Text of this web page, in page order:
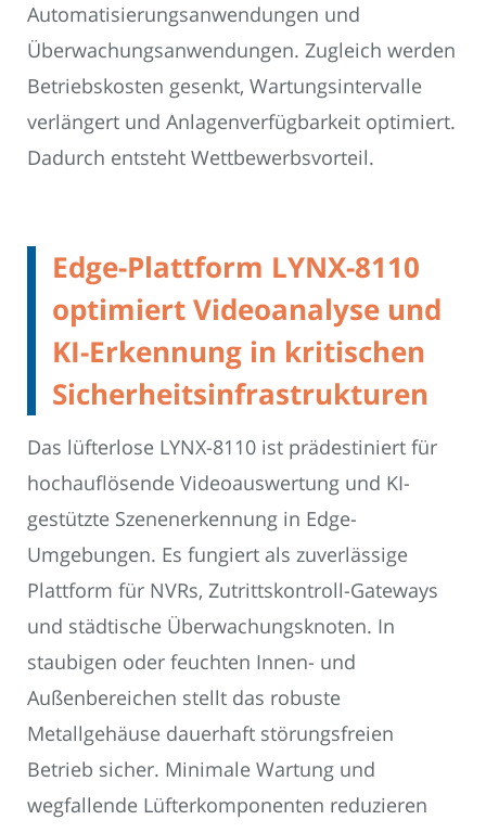
Automatisierungsanwendungen und
Überwachungsanwendungen. Zugleich werden
Betriebskosten gesenkt, Wartungsintervalle
verlängert und Anlagenverfügbarkeit optimiert.
Dadurch entsteht Wettbewerbsvorteil.
Edge-Plattform LYNX-8110
optimiert Videoanalyse und
KI-Erkennung in kritischen
Sicherheitsinfrastrukturen
Das lüfterlose LYNX-8110 ist prädestiniert für
hochauflösende Videoauswertung und KI-
gestützte Szenenerkennung in Edge-
Umgebungen. Es fungiert als zuverlässige
Plattform für NVRs, Zutrittskontroll-Gateways
und städtische Überwachungsknoten. In
staubigen oder feuchten Innen- und
Außenbereichen stellt das robuste
Metallgehäuse dauerhaft störungsfreien
Betrieb sicher. Minimale Wartung und
wegfallende Lüfterkomponenten reduzieren